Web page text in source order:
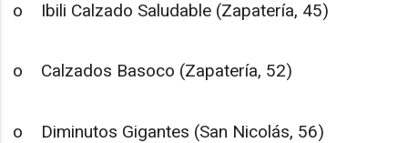
o Ibili Calzado Saludable (Zapatería, 45)
o Calzados Basoco (Zapatería, 52)
o Diminutos Gigantes (San Nicolás, 56)